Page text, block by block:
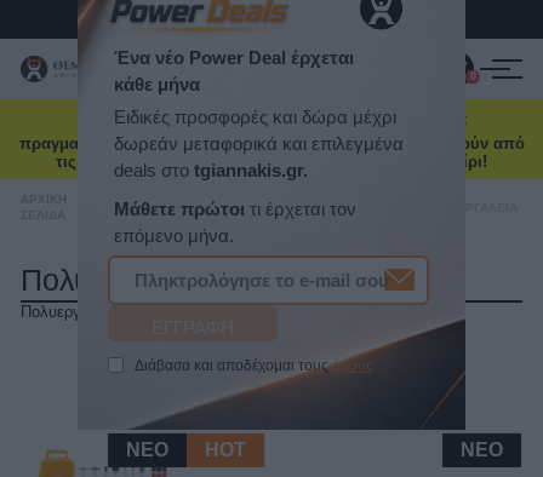
Τηλ. Παραγγελίες: 2103469100
ΠΡΟΪΌΝΤΑ
ΠΡΟΣΦΟΡΈΣ
ΝΈΕΣ ΑΦΊΞΕΙΣ
ΕΠΙΚΟΙΝΩΝΊΑ
ΝΈΑ & ΆΡΘΡΑ
0
☀️ Καλοκαιρινή ενημέρωση: Οι παραγγελίες που θα
πραγματοποιηθούν από 7 έως 16 Αυγούστου θα αποσταλούν από
τις 17 Αυγούστου, λόγω θερινής άδειας. Καλό καλοκαίρι!
ΕΡΓΑΛΕΊΑ ΗΛΕΚΤΡΙΚΆ-
ΜΠΑΤΑΡΊΑΣ
ΗΛΕΚΤΡΙΚΆ
Πολυεργαλεία
Πολυεργαλεία
ΕΜΦΆΝΙΣΗ
NEO HOT NEO
Ένα νέο Power Deal έρχεται
κάθε μήνα
Ειδικές προσφορές και δώρα μέχρι
δωρεάν μεταφορικά και επιλεγμένα
deals στοtgiannakis.gr.